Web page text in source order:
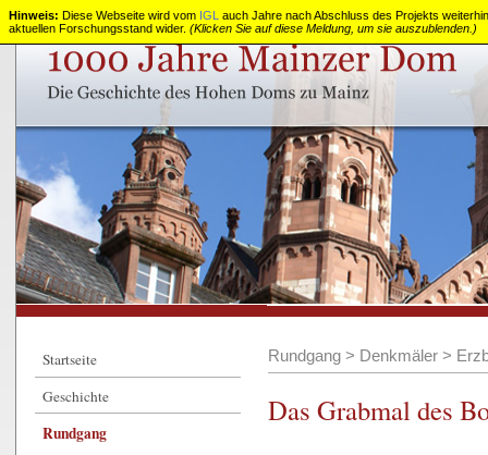
1000
Jahre
Mainzer
Dom
Startseite
Geschichte
Rundgang
Rundgang > Denkmäler >
Das Grabmal des
Hinweis: Diese Webseite wird vom IGL auch Jahre nach Abschluss des Projekts
aktuellen Forschungsstand wider. (Klicken Sie auf diese Meldung, um sie auszublenden.)